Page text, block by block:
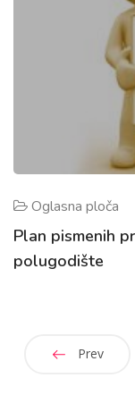
Oglasna ploča
Plan pismenih
polugodište
Prev